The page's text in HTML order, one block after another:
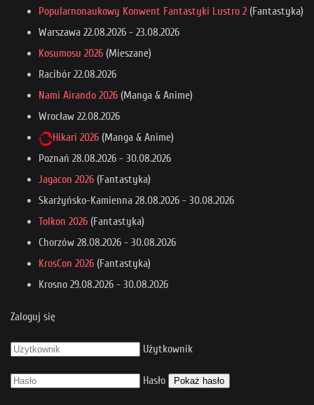
Popularnonaukowy Konwent Fantastyki Lustro 2 (Fantastyka)
Warszawa 22.08.2026 - 23.08.2026
Kosumosu 2026 (Mieszane)
Racibór22.08.2026
Nami Airando 2026 (Manga & Anime)
Wrocław 22.08.2026
Hikari 2026 (Manga & Anime)
Poznań 28.08.2026 - 30.08.2026
Jagacon 2026 (Fantastyka)
Skarżyńsko-Kamienna 28.08.2026 - 30.08.2026
Tolkon 2026 (Fantastyka)
Chorzów 28.08.2026 - 30.08.2026
KrosCon 2026 (Fantastyka)
Krosno 29.08.2026 - 30.08.2026
Zaloguj się
Użytkownik
Hasło Pokaż hasło